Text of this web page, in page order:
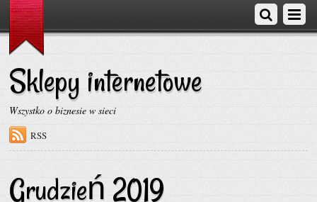
Sklepy internetowe
Wszystko o biznesie w sieci
RSS
Grudzień 2019